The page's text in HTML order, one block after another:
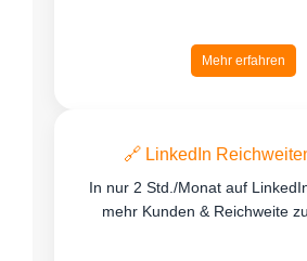
Mehr erfahren
🔗 LinkedIn
In nur 2 Std./Monat auf
mehr Kunden & Reichweite